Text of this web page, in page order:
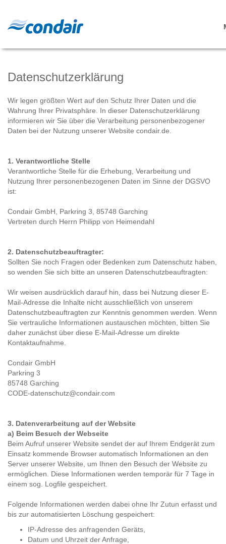
Datenschutzerklärung
Wir legen größten Wert auf den Schutz Ihrer Daten und die
Wahrung Ihrer Privatsphäre. In dieser Datenschutzerklärung
informieren wir Sie über die Verarbeitung personenbezogener
Daten bei der Nutzung unserer Website condair.de.
1. Verantwortliche Stelle
Verantwortliche Stelle für die Erhebung, Verarbeitung und
Nutzung Ihrer personenbezogenen Daten im Sinne der DGSVO
ist:
Condair GmbH, Parkring 3, 85748 Garching
Vertreten durch Herrn Philipp von Heimendahl
2. Datenschutzbeauftragter:
Sollten Sie noch Fragen oder Bedenken zum Datenschutz haben,
so wenden Sie sich bitte an unseren Datenschutzbeauftragten:
Wir weisen ausdrücklich darauf hin, dass bei Nutzung dieser E-
Mail-Adresse die Inhalte nicht ausschließlich von unserem
Datenschutzbeauftragten zur Kenntnis genommen werden. Wenn
Sie vertrauliche Informationen austauschen möchten, bitten Sie
daher zunächst über diese E-Mail-Adresse um direkte
Kontaktaufnahme.
Condair GmbH
Parkring 3
85748 Garching
CODE-datenschutz@condair.com
3. Datenverarbeitung auf der Website
a) Beim Besuch der Webseite
Beim Aufruf unserer Website sendet der auf Ihrem Endgerät zum
Einsatz kommende Browser automatisch Informationen an den
Server unserer Website, um Ihnen den Besuch der Website zu
ermöglichen. Diese Informationen werden temporär für 7 Tage in
einem sog. Logfile gespeichert.
Folgende Informationen werden dabei ohne Ihr Zutun erfasst und
bis zur automatisierten Löschung gespeichert:
IP-Adresse des anfragenden Geräts,
Datum und Uhrzeit der Anfrage,